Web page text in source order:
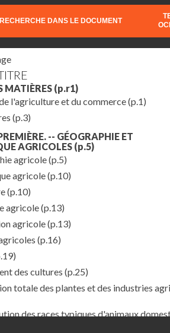
RECHERCHE DANS LE DOCUMENT
MATIÈRES (p.r1)
l'agriculture et du commerce(p.1)
(p.3)
-- GÉOGRAPHIE ET
AGRICOLES (p.5)
agricole(p.5)
agricole(p.10)
(p.10)
agricole(p.13)
agricole(p.13)
(p.16)
des cultures (p.25)
totale des plantes et des industries
des races typiques d'animaux